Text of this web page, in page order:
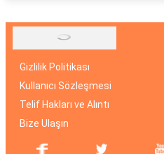
Gizlilik Politikası
Kullanıcı Sözleşmesi
Telif Hakları ve Alıntı
Bize Ulaşın